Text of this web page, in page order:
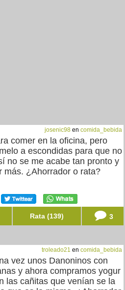
josenic98 en comida_bebida
comer en la oficina, pero
a escondidas para que no
no se me acabe tan pronto y
más. ¿Ahorrador o rata?
Rata (139) 3
troleado21 en comida_bebida
vez unos Danoninos con
y ahora compramos yogur
las cañitas que venían se la